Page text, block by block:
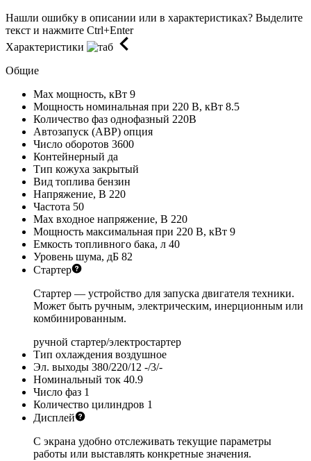
Нашли ошибку в описании или в характеристиках? Выделите
текст и нажмите Ctrl+Enter
Характеристики
Общие
Max мощность, кВт 9
Мощность номинальная при 220 В, кВт 8.5
Количество фаз однофазный 220В
Автозапуск (АВР) опция
Число оборотов 3600
Контейнерный да
Тип кожуха закрытый
Вид топлива бензин
Напряжение, В 220
Частота 50
Max входное напряжение, В 220
Мощность максимальная при 220 В, кВт 9
Емкость топливного бака, л 40
Уровень шума, дБ 82
Стартер
Стартер — устройство для запуска двигателя техники.
Может быть ручным, электрическим, инерционным или
комбинированным.
ручной стартер/электростартер
Тип охлаждения воздушное
Эл. выходы 380/220/12 -/3/-
Номинальный ток 40.9
Число фаз 1
Количество цилиндров 1
Дисплей
С экрана удобно отслеживать текущие параметры
работы или выставлять конкретные значения.